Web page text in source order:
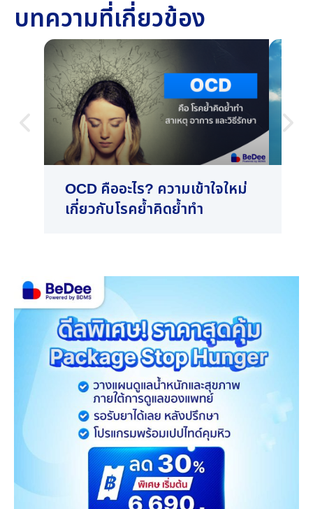
บทความที่เกี่ยวข้อง
OCD คืออะไร? ความเข้าใจใหม่
เกี่ยวกับโรคย้ำคิดย้ำทำ